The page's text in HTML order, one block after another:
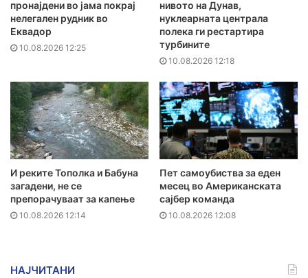
пронајдени во јама покрај
нелегален рудник во
Еквадор
10.08.2026 12:25
нивото на Дунав,
нуклеарната централа
полека ги рестартира
турбините
10.08.2026 12:18
И реките Тополка и Бабуна
загадени, не се
препорачуваат за капење
10.08.2026 12:14
Пет самоубиства за еден
месец во Американската
сајбер команда
10.08.2026 12:08
НАЈЧИТАНИ